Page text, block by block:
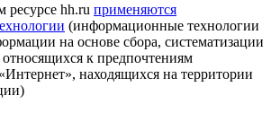
hh.ru применяются
(информационные технологии
на основе сбора, систематизации
к предпочтениям
находящихся на территории